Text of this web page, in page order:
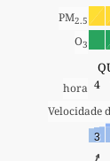
PM2.5
O3
hora 4
Velocidade
3